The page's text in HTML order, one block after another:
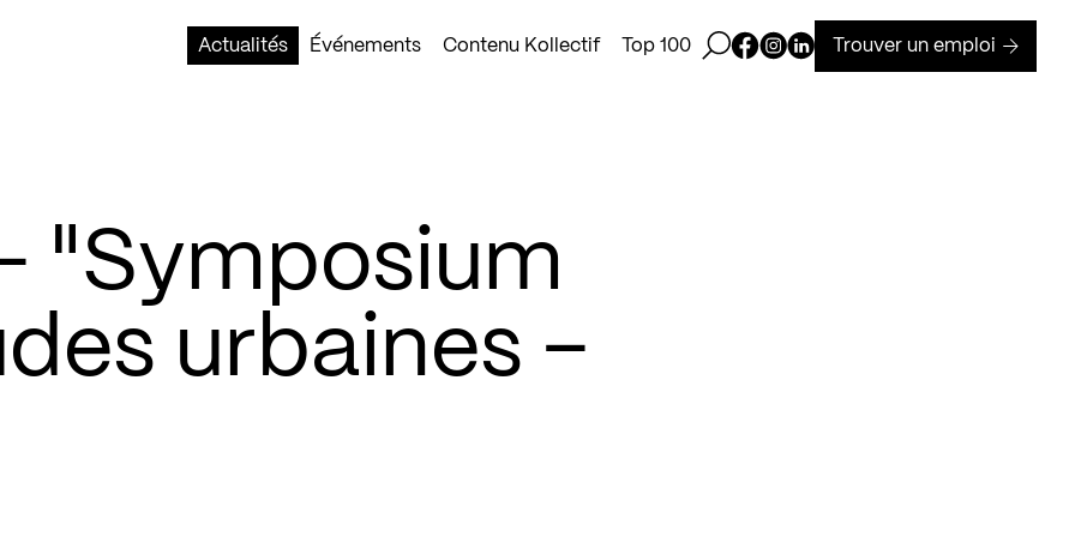
Actualités
Événements Contenu Kollectif Top 100 Ouvrir la barre de recherche
Page Facebook de Kollectif
Page Instagram de Kollectif
Page Linkedin de Kollectif
Trouver un emploi
"Symposium
urbaines –